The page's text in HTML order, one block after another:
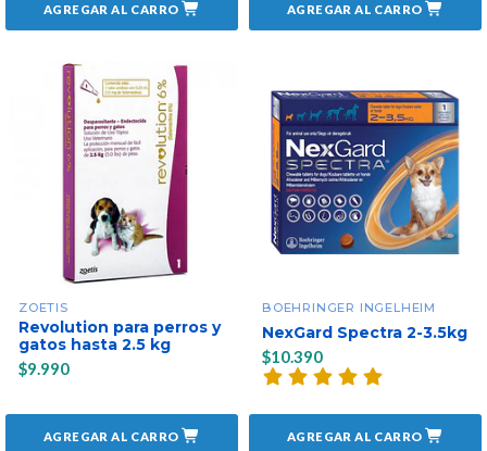
AGREGAR AL CARRO AGREGAR AL CARRO
ZOETIS
Revolution para perros y
gatos hasta 2.5 kg
$9.990
AGREGAR AL CARRO
BOEHRINGER INGELHEIM
NexGard Spectra 2-3.5kg
$10.390
AGREGAR AL CARRO